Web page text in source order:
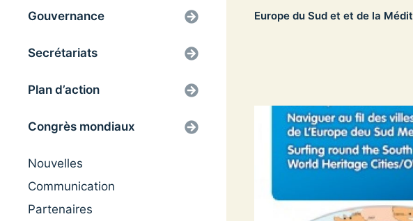
Gouvernance
Secrétariats
Plan d’action
Congrès mondiaux
Nouvelles
Communication
Partenaires
Europe du Sud et et de la